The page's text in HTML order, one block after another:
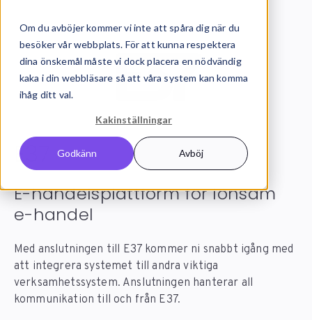
Om du avböjer kommer vi inte att spåra dig när du
besöker vår webbplats. För att kunna respektera
dina önskemål måste vi dock placera en nödvändig
kaka i din webbläsare så att våra system kan komma
ihåg ditt val.
Kakinställningar
Godkänn Avböj
E37 integration
E-handelsplattform för lönsam
e-handel
Med anslutningen till E37 kommer ni snabbt igång med
att integrera systemet till andra viktiga
verksamhetssystem. Anslutningen hanterar all
kommunikation till och från E37.